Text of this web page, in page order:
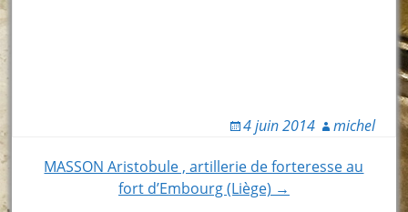
4 juin 2014 michel
Post
MASSON Aristobule , artillerie de forteresse au
fort d’Embourg (Liège) →